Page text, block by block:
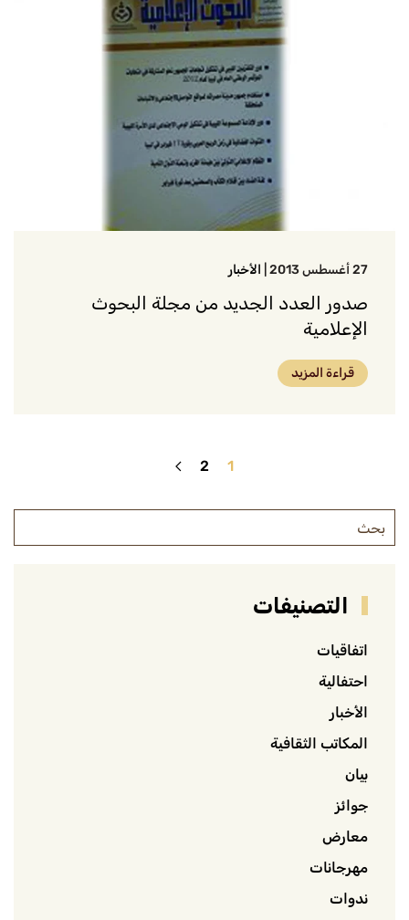
27 أغسطس 2013 الأخبار
صدور العدد الجديد من مجلة البحوث
الإعلامية
قراءة المزيد
1
2
التصنيفات
اتفاقيات
احتفالية
الأخبار
المكاتب الثقافية
بيان
جوائز
معارض
مهرجانات
ندوات